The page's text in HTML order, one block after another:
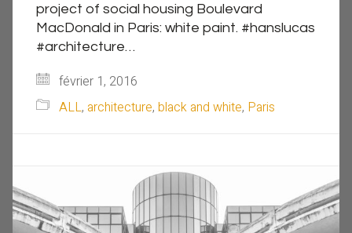
project of social housing Boulevard
MacDonald in Paris: white paint. #hanslucas
#architecture…
février 1, 2016
ALL, architecture, black and white, Paris